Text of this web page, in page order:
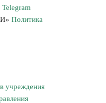
Telegram
Политика
учреждения